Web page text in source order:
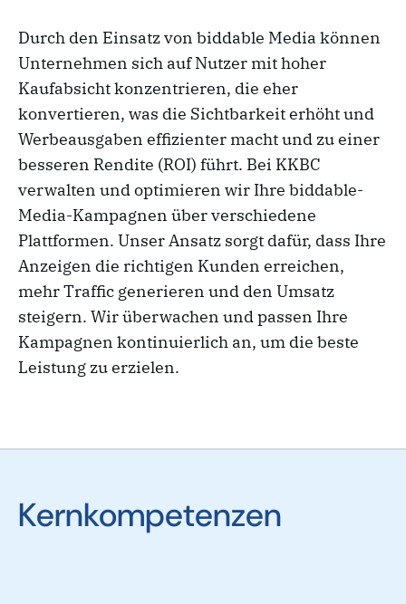
Durch den Einsatz von biddable Media können
Unternehmen sich auf Nutzer mit hoher
Kaufabsicht konzentrieren, die eher
konvertieren, was die Sichtbarkeit erhöht und
Werbeausgaben effizienter macht und zu einer
besseren Rendite (ROI) führt. Bei KKBC
verwalten und optimieren wir Ihre biddable-
Media-Kampagnen über verschiedene
Plattformen. Unser Ansatz sorgt dafür, dass Ihre
Anzeigen die richtigen Kunden erreichen,
mehr Traffic generieren und den Umsatz
steigern. Wir überwachen und passen Ihre
Kampagnen kontinuierlich an, um die beste
Leistung zu erzielen.
Kernkompetenzen